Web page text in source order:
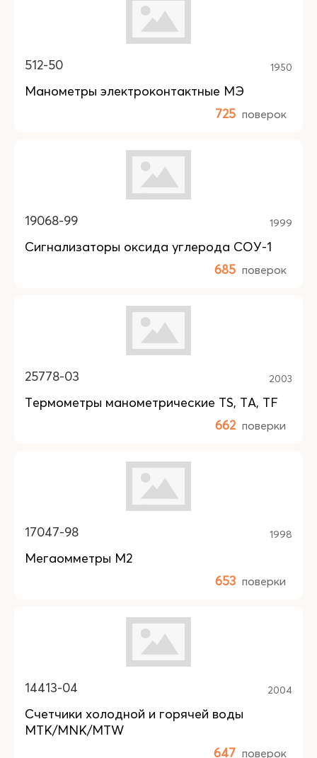
512-50 1950
Манометры электроконтактные МЭ
725 поверок
19068-99 1999
Сигнализаторы оксида углерода СОУ-1
685 поверок
25778-03 2003
Термометры манометрические TS, TA, TF
662 поверки
17047-98 1998
Мегаомметры М2
653 поверки
14413-04 2004
Счетчики холодной и горячей воды
MTK/MNK/MTW
647 поверок